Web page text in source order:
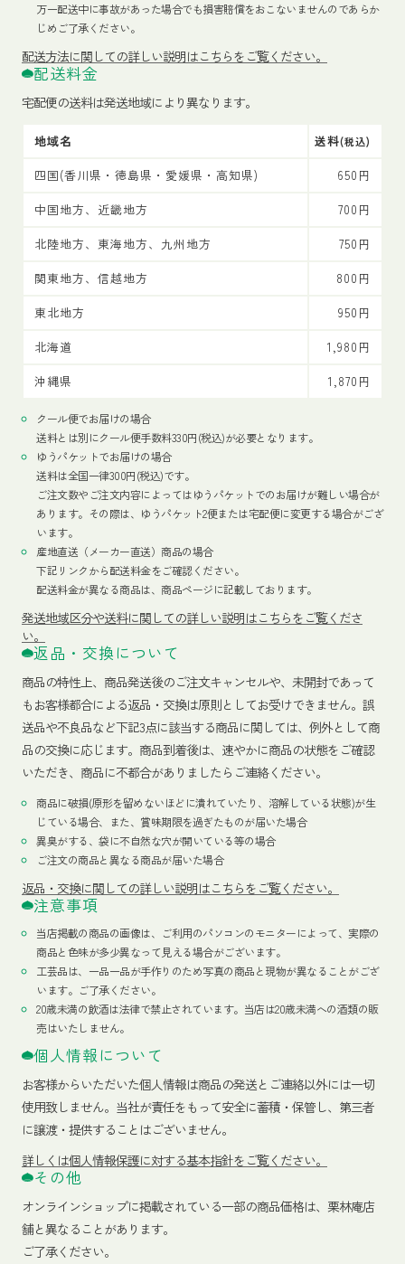
万一配送中に事故があった場合でも損害賠償をおこないませんのであらか
じめご了承ください。
配送方法に関しての詳しい説明はこちらをご覧ください。
配送料金
宅配便の送料は発送地域により異なります。
地域名 送料(税込)
四国(香川県・徳島県・愛媛県・高知県)
650円
中国地方、近畿地方
700円
北陸地方、東海地方、九州地方
750円
関東地方、信越地方
800円
東北地方
950円
北海道
1,980円
沖縄県
1,870円
クール便でお届けの場合
送料とは別にクール便手数料330円(税込)が必要となります。
ゆうパケットでお届けの場合
送料は全国一律300円(税込)です。
ご注文数やご注文内容によってはゆうパケットでのお届けが難しい場合が
あります。その際は、ゆうパケット2便または宅配便に変更する場合がござ
います。
産地直送（メーカー直送）商品の場合
下記リンクから配送料金をご確認ください。
配送料金が異なる商品は、商品ページに記載しております。
発送地域区分や送料に関しての詳しい説明はこちらをご覧くださ
い。
返品・交換について
商品の特性上、商品発送後のご注文キャンセルや、未開封であって
もお客様都合による返品・交換は原則としてお受けできません。誤
送品や不良品など下記3点に該当する商品に関しては、例外として商
品の交換に応じます。商品到着後は、速やかに商品の状態をご確認
いただき、商品に不都合がありましたらご連絡ください。
商品に破損(原形を留めないほどに潰れていたり、溶解している状態)が生
じている場合、また、賞味期限を過ぎたものが届いた場合
異臭がする、袋に不自然な穴が開いている等の場合
ご注文の商品と異なる商品が届いた場合
返品・交換に関しての詳しい説明はこちらをご覧ください。
注意事項
当店掲載の商品の画像は、ご利用のパソコンのモニターによって、実際の
商品と色味が多少異なって見える場合がございます。
工芸品は、一品一品が手作りのため写真の商品と現物が異なることがござ
います。ご了承ください。
20歳未満の飲酒は法律で禁止されています。当店は20歳未満への酒類の販
売はいたしません。
個人情報について
お客様からいただいた個人情報は商品の発送とご連絡以外には一切
使用致しません。当社が責任をもって安全に蓄積・保管し、第三者
に譲渡・提供することはございません。
詳しくは個人情報保護に対する基本指針をご覧ください。
その他
オンラインショップに掲載されている一部の商品価格は、栗林庵店
舗と異なることがあります。
ご了承ください。